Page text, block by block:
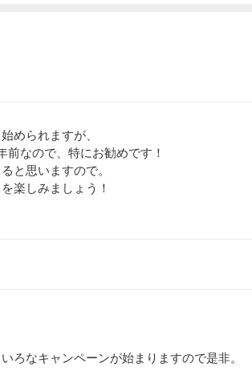
められますが、
前なので、特にお勧めです！
と思いますので。
楽しみましょう！
ろなキャンペーンが始まりますので是非。